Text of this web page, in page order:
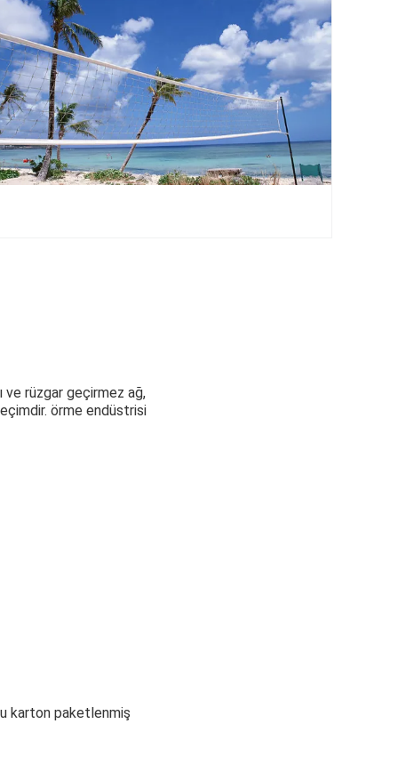
ve rüzgar geçirmez ağ,
örme endüstrisi
karton paketlenmiş